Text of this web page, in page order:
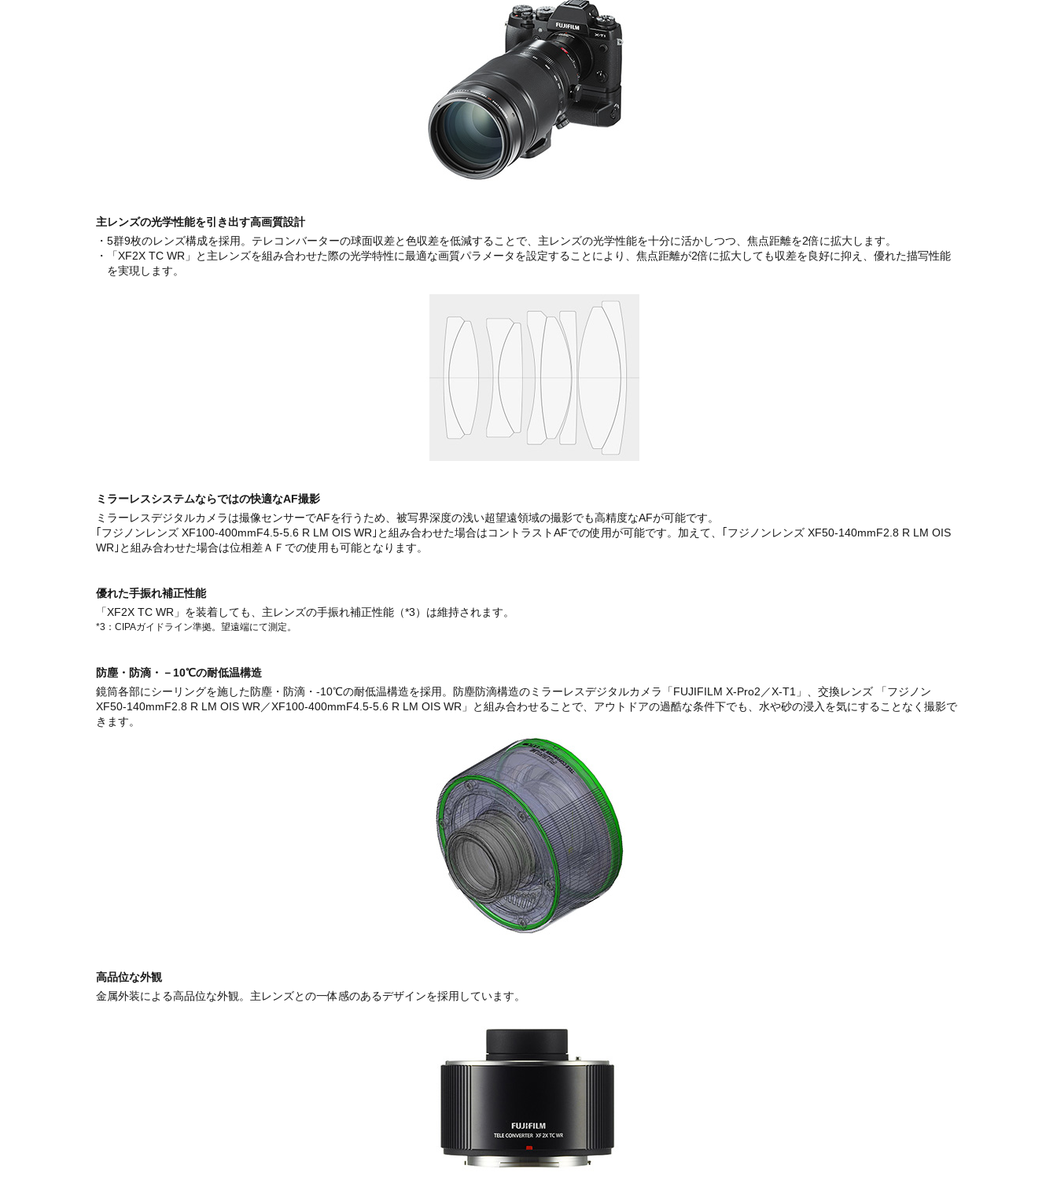
主レンズの光学性能を引き出す高画質設計
・5群9枚のレンズ構成を採用。テレコンバーターの球面収差と色収差を低減することで、主レンズの光学性能を十分に活かしつつ、焦点距離を2倍に拡大します。
・「XF2X TC WR」と主レンズを組み合わせた際の光学特性に最適な画質パラメータを設定することにより、焦点距離が2倍に拡大しても収差を良好に抑え、優れた描写性能
を実現します。
ミラーレスシステムならではの快適なAF撮影
ミラーレスデジタルカメラは撮像センサーでAFを行うため、被写界深度の浅い超望遠領域の撮影でも高精度なAFが可能です。
｢フジノンレンズ XF100-400mmF4.5-5.6 R LM OIS WR｣と組み合わせた場合はコントラストAFでの使用が可能です。加えて、｢フジノンレンズ XF50-140mmF2.8 R LM OIS
WR｣と組み合わせた場合は位相差ＡＦでの使用も可能となります。
優れた手振れ補正性能
「XF2X TC WR」を装着しても、主レンズの手振れ補正性能（*3）は維持されます。
*3：CIPAガイドライン準拠。望遠端にて測定。
防塵・防滴・－10℃の耐低温構造
鏡筒各部にシーリングを施した防塵・防滴・-10℃の耐低温構造を採用。防塵防滴構造のミラーレスデジタルカメラ「FUJIFILM X-Pro2／X-T1」、交換レンズ 「フジノン
XF50-140mmF2.8 R LM OIS WR／XF100-400mmF4.5-5.6 R LM OIS WR」と組み合わせることで、アウトドアの過酷な条件下でも、水や砂の浸入を気にすることなく撮影で
きます。
高品位な外観
金属外装による高品位な外観。主レンズとの一体感のあるデザインを採用しています。